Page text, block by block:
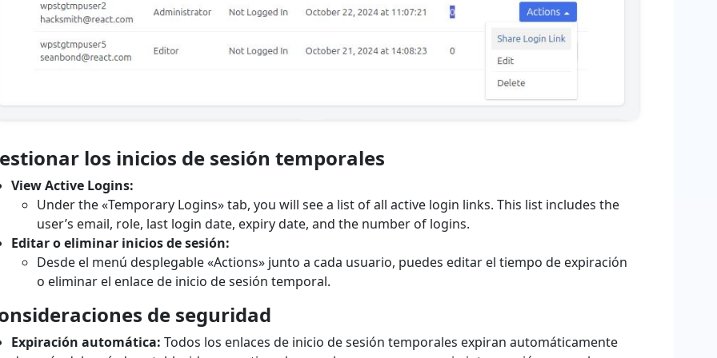
los inicios de sesión temporales
View Active Logins:
Under the «Temporary Logins» tab, you will see a list of all active login links. This list includes the
user’s email, role, last login date, expiry date, and the number of logins.
Editar o eliminar inicios de sesión:
Desde el menú desplegable «Actions» junto a cada usuario, puedes editar el tiempo de expiración
o eliminar el enlace de inicio de sesión temporal.
de seguridad
Expiración automática: Todos los enlaces de inicio de sesión temporales expiran automáticamente